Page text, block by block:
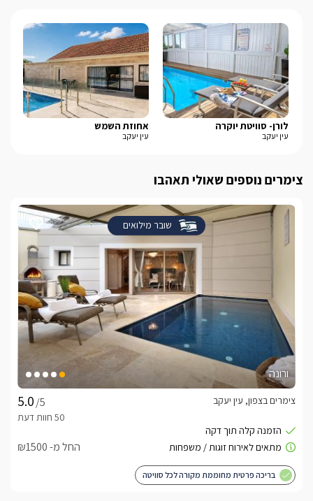
לורן- סוויטת יוקרה
עין יעקב
אחוזת השמש
עין יעקב
צימרים נוספים שאולי תאהבו
שובר מילואים
ורונה
/5
צימרים בצפון, עין יעקב
החל מ- ₪1500
בריכה פרטית מחוממת מקורה לכל סוויטה